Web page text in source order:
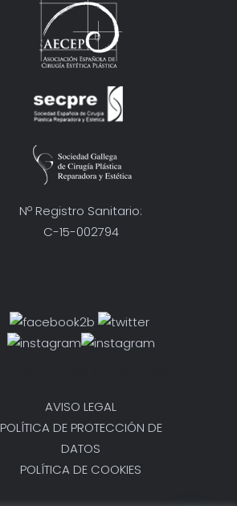
Nº Registro Sanitario:
C-15-002794
AVISO LEGAL
POLÍTICA DE PROTECCIÓN DE
DATOS
POLÍTICA DE COOKIES